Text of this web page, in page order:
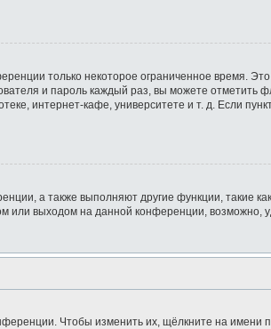
только некоторое ограниченное время.
и пароль каждый раз, вы можете отметить
интернет-кафе, университете и т. д. Если
а также выполняют другие функции, такие
или выходом на данной конференции, возможно,
Чтобы изменить их, щёлкните на имени